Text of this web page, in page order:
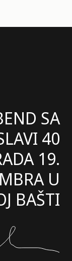
SA
40
19.
U
BAŠTI